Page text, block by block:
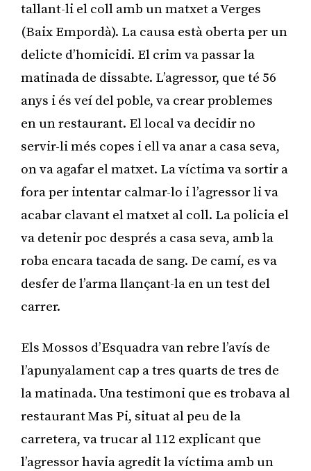
tallant-li el coll amb un matxet a Verges
(Baix Empordà). La causa està oberta per un
delicte d’homicidi. El crim va passar la
matinada de dissabte. L’agressor, que té 56
anys i és veí del poble, va crear problemes
en un restaurant. El local va decidir no
servir-li més copes i ell va anar a casa seva,
on va agafar el matxet. La víctima va sortir a
fora per intentar calmar-lo i l’agressor li va
acabar clavant el matxet al coll. La policia el
va detenir poc després a casa seva, amb la
roba encara tacada de sang. De camí, es va
desfer de l’arma llançant-la en un test del
carrer.
Els Mossos d’Esquadra van rebre l’avís de
l’apunyalament cap a tres quarts de tres de
la matinada. Una testimoni que es trobava al
restaurant Mas Pi, situat al peu de la
carretera, va trucar al 112 explicant que
l’agressor havia agredit la víctima amb un